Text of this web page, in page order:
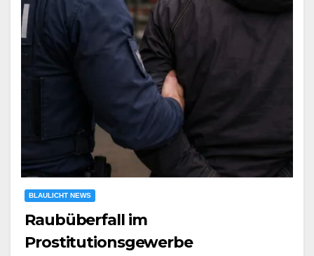
BLAULICHT NEWS
Raubüberfall im
Prostitutionsgewerbe